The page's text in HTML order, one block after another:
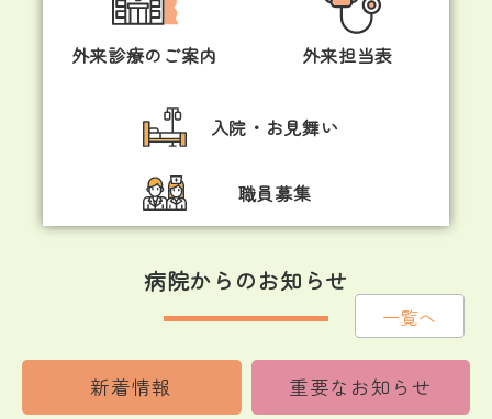
外来診療のご案内 外来担当表
入院・お見舞い
職員募集
病院からのお知らせ
一覧へ
新着情報 重要なお知らせ